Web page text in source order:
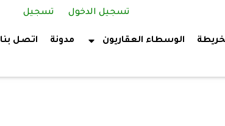
تسجيل الدخول تسجيل
الوسطاء العقاريون مدونة اتصل بنا